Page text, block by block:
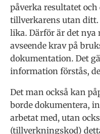
påverka resultatet
tillverkarens utan
lika. Därför är det nya
avseende krav på
dokumentation. Det
information förstås,
Det man också kan
borde dokumentera,
arbetat med, utan
(tillverkningskod)